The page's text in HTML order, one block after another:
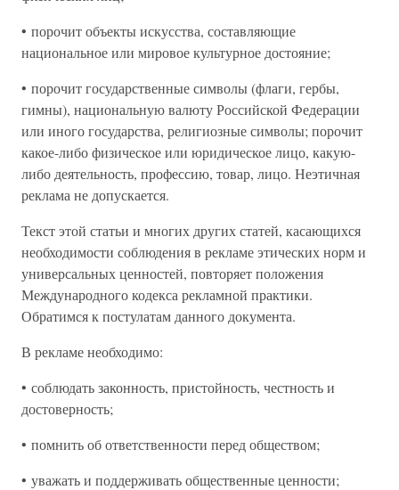
• порочит объекты искусства, составляющие
национальное или мировое культурное достояние;
• порочит государственные символы (флаги, гербы,
гимны), национальную валюту Российской Федерации
или иного государства, религиозные символы; порочит
какое-либо физическое или юридическое лицо, какую-
либо деятельность, профессию, товар, лицо. Неэтичная
реклама не допускается.
Текст этой статьи и многих других статей, касающихся
необходимости соблюдения в рекламе этических норм и
универсальных ценностей, повторяет положения
Международного кодекса рекламной практики.
Обратимся к постулатам данного документа.
В рекламе необходимо:
• соблюдать законность, пристойность, честность и
достоверность;
• помнить об ответственности перед обществом;
• уважать и поддерживать общественные ценности;